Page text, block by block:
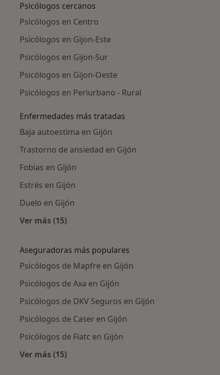
Psicólogos cercanos
Psicólogos en Centro
Psicólogos en Gijon-Este
Psicólogos en Gijon-Sur
Psicólogos en Gijon-Oeste
Psicólogos en Periurbano - Rural
Enfermedades más tratadas
Baja autoestima en Gijón
Trastorno de ansiedad en Gijón
Fobias en Gijón
Estrés en Gijón
Duelo en Gijón
Ver más (15)
Aseguradoras más populares
Psicólogos de Mapfre en Gijón
Psicólogos de Axa en Gijón
Psicólogos de DKV Seguros en Gijón
Psicólogos de Caser en Gijón
Psicólogos de Fiatc en Gijón
Ver más (15)